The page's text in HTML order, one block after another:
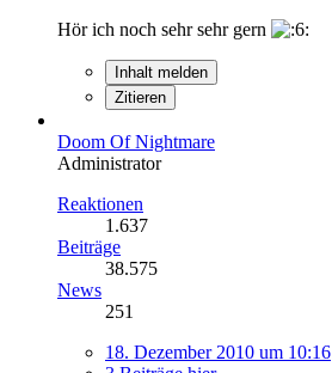
Hör ich noch sehr sehr gern
Inhalt melden
Zitieren
Doom Of Nightmare
Administrator
Reaktionen
1.637
Beiträge
38.575
News
251
18. Dezember 2010 um 10:16